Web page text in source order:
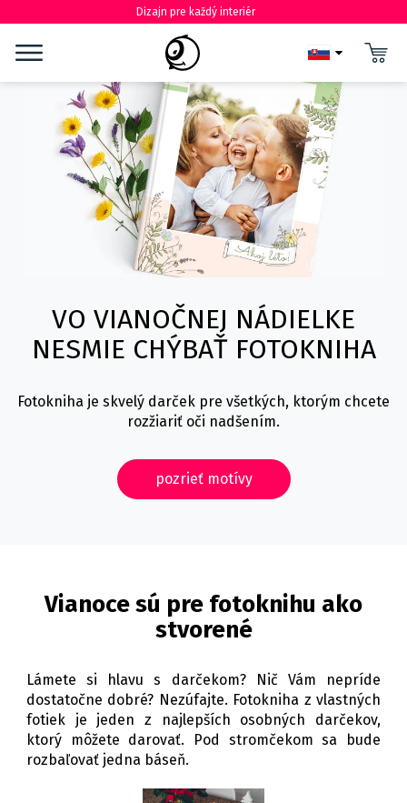
Dizajn pre každý interiér
VO VIANOČNEJ NÁDIELKE
NESMIE CHÝBAŤ FOTOKNIHA
Fotokniha je skvelý darček pre všetkých, ktorým chcete
rozžiariť oči nadšením.
pozrieť motívy
Vianoce sú pre fotoknihu ako
stvorené
Lámete si hlavu s darčekom? Nič Vám nepríde
dostatočne dobré? Nezúfajte. Fotokniha z vlastných
fotiek je jeden z najlepších osobných darčekov,
ktorý môžete darovať. Pod stromčekom sa bude
rozbaľovať jedna báseň.